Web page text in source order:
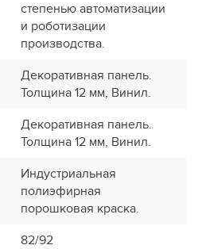
степенью автоматизации
и роботизации
производства.
Декоративная панель.
Толщина 12 мм, Винил.
Декоративная панель.
Толщина 12 мм, Винил.
Индустриальная
полиэфирная
порошковая краска.
82/92